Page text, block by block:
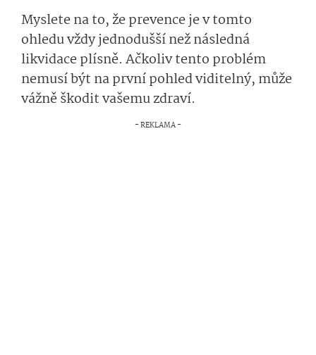
Myslete na to, že prevence je v tomto
ohledu vždy jednodušší než následná
likvidace plísně. Ačkoliv tento problém
nemusí být na první pohled viditelný, může
vážně škodit vašemu zdraví.